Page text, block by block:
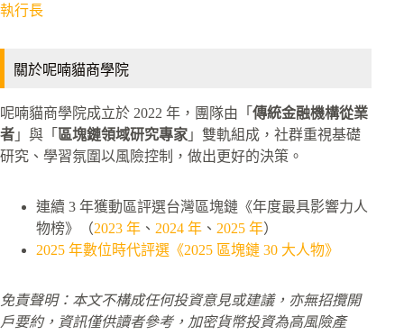
執行長
關於呢喃貓商學院
呢喃貓商學院成立於 2022 年，團隊由「 傳統金融機構從業
者 」與「 區塊鏈領域研究專家 」雙軌組成，社群重視基礎
研究、學習氛圍以風險控制，做出更好的決策。
連續 3 年獲動區評選台灣區塊鏈《年度最具影響力人
物榜》（2023 年 、 2024 年 、 2025 年）
2025 年數位時代評選《2025 區塊鏈 30 大人物》
免責聲明：本文不構成任何投資意見或建議，亦無招攬開
戶要約，資訊僅供讀者參考，加密貨幣投資為高風險產